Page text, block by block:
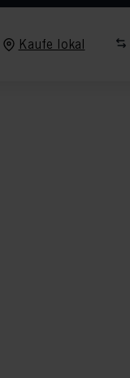
Kaufe lokal